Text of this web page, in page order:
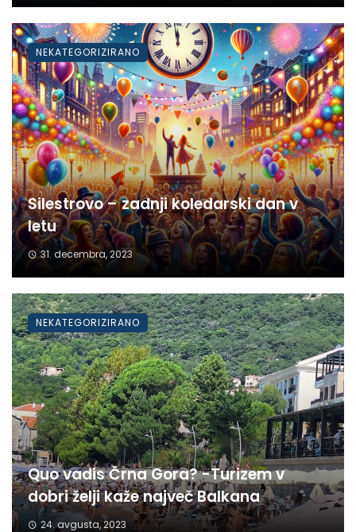
Silestrovo – zadnji koledarski dan v
letu
31. decembra, 2023
NEKATEGORIZIRANO
Quo vadis Črna Gora? -Turizem v
dobri želji kaže največ Balkana
24. avgusta, 2023
NEKATEGORIZIRANO